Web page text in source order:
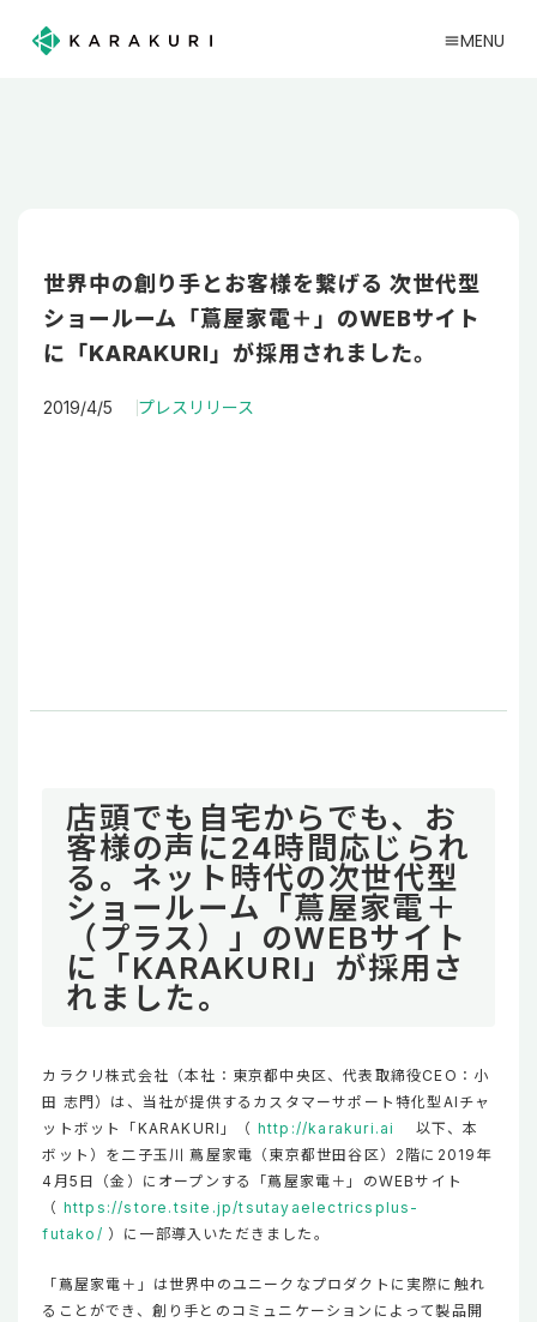
menuMENU
世界中の創り手とお客様を繋げる 次世代型
ショールーム「蔦屋家電＋」のWEBサイト
に「KARAKURI」が採用されました。
プレスリリース
2019/4/5
店頭でも自宅からでも、お
客様の声に24時間応じられ
る。ネット時代の次世代型
ショールーム「蔦屋家電＋
（プラス）」のWEBサイト
に「KARAKURI」が採用さ
れました。
カラクリ株式会社（本社：東京都中央区、代表取締役CEO：小
田 志門）は、当社が提供するカスタマーサポート特化型AIチャ
ットボット「KARAKURI」（ http://karakuri.ai
以下、本
ボット）を二子玉川 蔦屋家電（東京都世田谷区）2階に2019年
4月5日（金）にオープンする「蔦屋家電＋」のWEBサイト
（ https://store.tsite.jp/tsutayaelectricsplus-
futako/ ）に一部導入いただきました。
「蔦屋家電＋」は世界中のユニークなプロダクトに実際に触れ
ることができ、創り手とのコミュニケーションによって製品開